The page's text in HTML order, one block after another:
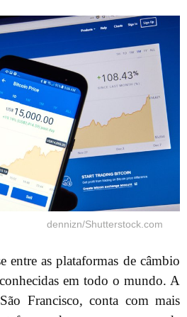
dennizn/Shutterstock.com
entre as plataformas de câmbio
em todo o mundo. A
Francisco, conta com mais